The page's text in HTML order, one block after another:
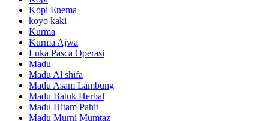
Kopi Enema
koyo kaki
Kurma
Kurma Ajwa
Luka Pasca Operasi
Madu
Madu Al shifa
Madu Asam Lambung
Madu Batuk Herbal
Madu Hitam Pahit
Madu Murni Mumtaz